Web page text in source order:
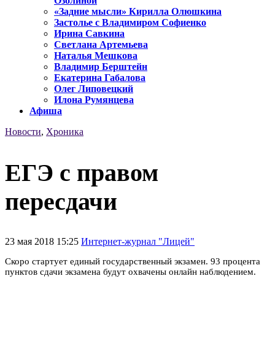
«Задние мысли» Кирилла Олюшкина
Застолье с Владимиром Софиенко
Ирина Савкина
Светлана Артемьева
Наталья Мешкова
Владимир Берштейн
Екатерина Габалова
Олег Липовецкий
Илона Румянцева
Афиша
Новости, Хроника
ЕГЭ с правом
пересдачи
23 мая 2018 15:25 Интернет-журнал "Лицей"
Скоро стартует единый государственный экзамен. 93 процента
пунктов сдачи экзамена будут охвачены онлайн наблюдением.